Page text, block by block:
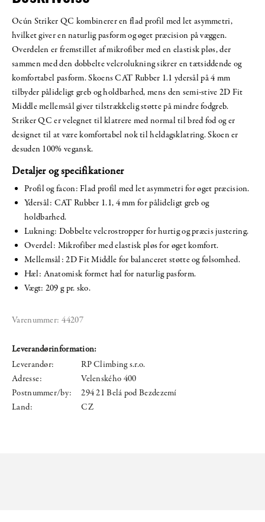
Ocún Striker QC kombinerer en flad profil med let asymmetri,
hvilket giver en naturlig pasform og øget præcision på væggen.
Overdelen er fremstillet af mikrofiber med en elastisk pløs, der
sammen med den dobbelte velcrolukning sikrer en tætsiddende og
komfortabel pasform. Skoens CAT Rubber 1.1 ydersål på 4 mm
tilbyder pålideligt greb og holdbarhed, mens den semi-stive 2D Fit
Middle mellemsål giver tilstrækkelig støtte på mindre fodgreb.
Striker QC er velegnet til klatrere med normal til bred fod og er
designet til at være komfortabel nok til heldagsklatring. Skoen er
desuden 100% vegansk.
Detaljer og specifikationer
Profil og facon: Flad profil med let asymmetri for øget præcision.
Ydersål: CAT Rubber 1.1, 4 mm for pålideligt greb og
holdbarhed.
Lukning: Dobbelte velcrostropper for hurtig og præcis justering.
Overdel: Mikrofiber med elastisk pløs for øget komfort.
Mellemsål: 2D Fit Middle for balanceret støtte og følsomhed.
Hæl: Anatomisk formet hæl for naturlig pasform.
Vægt: 209 g pr. sko.
Varenummer: 44207
Leverandørinformation:
Leverandør:
RP Climbing s.r.o.
Adresse:
Velenského 400
Postnummer/by:
294 21 Belá pod Bezdezemí
Land:
CZ